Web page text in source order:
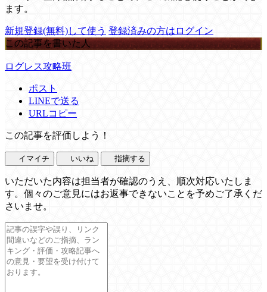
ます。
新規登録(無料)して使う 登録済みの方はログイン
この記事を書いた人
ログレス攻略班
ポスト
LINEで送る
URLコピー
この記事を評価しよう！
イマイチ いいね 指摘する
いただいた内容は担当者が確認のうえ、順次対応いたしま
す。個々のご意見にはお返事できないことを予めご了承くだ
さいませ。